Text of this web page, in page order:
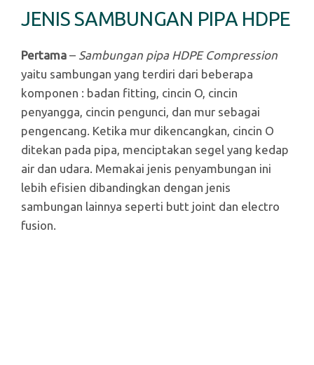
JENIS SAMBUNGAN PIPA HDPE
Pertama – Sambungan pipa HDPE Compression
yaitu sambungan yang terdiri dari beberapa
komponen : badan fitting, cincin O, cincin
penyangga, cincin pengunci, dan mur sebagai
pengencang. Ketika mur dikencangkan, cincin O
ditekan pada pipa, menciptakan segel yang kedap
air dan udara. Memakai jenis penyambungan ini
lebih efisien dibandingkan dengan jenis
sambungan lainnya seperti butt joint dan electro
fusion.